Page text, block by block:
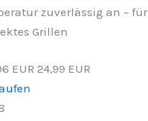
zuverlässig an – für
Grillen
EUR 24,99 EUR